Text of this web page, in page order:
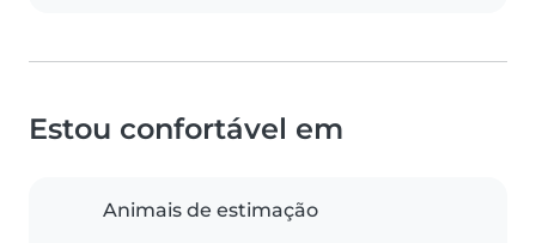
Estou confortável em
Animais de estimação